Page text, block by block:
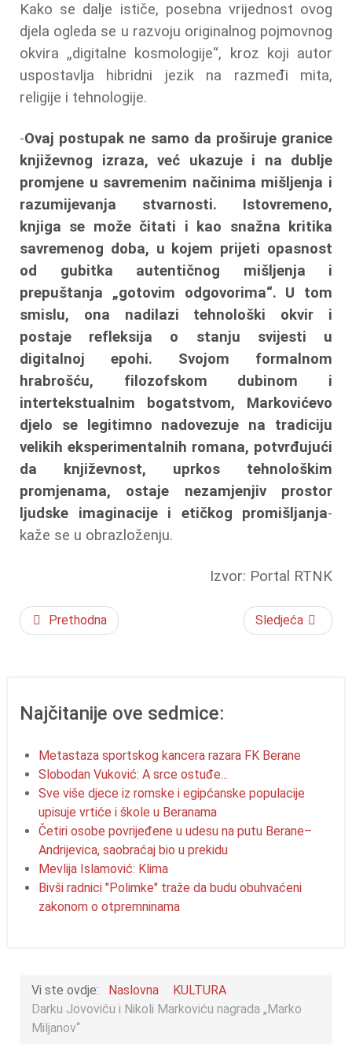
Kako se dalje ističe, posebna vrijednost ovog
djela ogleda se u razvoju originalnog pojmovnog
okvira „digitalne kosmologije“, kroz koji autor
uspostavlja hibridni jezik na razmeđi mita,
religije i tehnologije.
-Ovaj postupak ne samo da proširuje granice
književnog izraza, već ukazuje i na dublje
promjene u savremenim načinima mišljenja i
razumijevanja stvarnosti. Istovremeno,
knjiga se može čitati i kao snažna kritika
savremenog doba, u kojem prijeti opasnost
od gubitka autentičnog mišljenja i
prepuštanja „gotovim odgovorima“. U tom
smislu, ona nadilazi tehnološki okvir i
postaje refleksija o stanju svijesti u
digitalnoj epohi. Svojom formalnom
hrabrošću, filozofskom dubinom i
intertekstualnim bogatstvom, Markovićevo
djelo se legitimno nadovezuje na tradiciju
velikih eksperimentalnih romana, potvrđujući
da književnost, uprkos tehnološkim
promjenama, ostaje nezamjenjiv prostor
ljudske imaginacije i etičkog promišljanja-
kaže se u obrazloženju.
Izvor: Portal RTNK
Prethodna Sledjeća
Najčitanije ove sedmice:
Metastaza sportskog kancera razara FK Berane
Slobodan Vuković: A srce ostuđe...
Sve više djece iz romske i egipćanske populacije
upisuje vrtiće i škole u Beranama
Četiri osobe povrijeđene u udesu na putu Berane–
Andrijevica, saobraćaj bio u prekidu
Mevlija Islamović: Klima
Bivši radnici "Polimke" traže da budu obuhvaćeni
zakonom o otpremninama
Vi ste ovdje: Naslovna
KULTURA
Darku Jovoviću i Nikoli Markoviću nagrada „Marko
Miljanov“